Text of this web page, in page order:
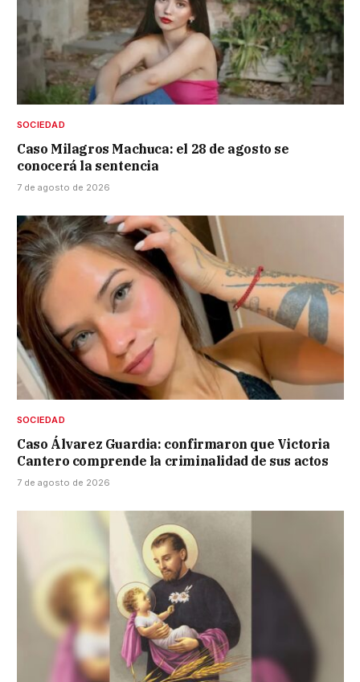
SOCIEDAD
Caso Milagros Machuca: el 28 de agosto se
conocerá la sentencia
7 de agosto de 2026
SOCIEDAD
Caso Álvarez Guardia: confirmaron que Victoria
Cantero comprende la criminalidad de sus actos
7 de agosto de 2026